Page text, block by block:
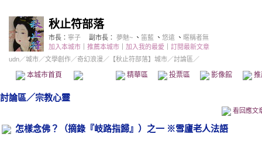
秋止符部落
市長： 寧子 副市長： 夢魅~ 、 笛藍 、 悠遠 、 暱稱者無
加入本城市
推薦本城市 加入我的最愛
訂閱最新文章
udn／城市／文學創作／奇幻浪漫 ／ 【秋止符部落】城市／討論區／
本城市首頁 精華區 投票區 影像館
討論區／宗教心靈
看回應文
怎樣念佛？（摘錄『岐路指歸』）之一 ※雪廬老人法語